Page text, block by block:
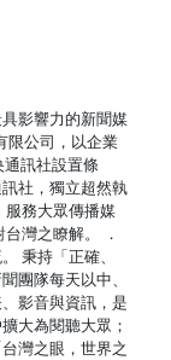
影響力的新聞媒
限公司，以企業
訊社設置條
社，獨立超然執
服務大眾傳播媒
灣之瞭解。 ．
秉持「正確、
團隊每天以中、
影音與資訊，是
大為閱聽大眾；
灣之眼，世界之